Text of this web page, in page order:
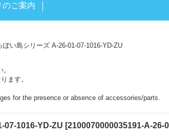
のご案内
い島シリーズ A-26-01-07-1016-YD-ZU
ます。
for the presence or absence of accessories/parts.
07-1016-YD-ZU [2100070000035191-A-26-